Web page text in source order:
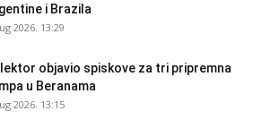
i Brazila
2026. 13:29
objavio spiskove za tri pripremna
u Beranama
2026. 13:15